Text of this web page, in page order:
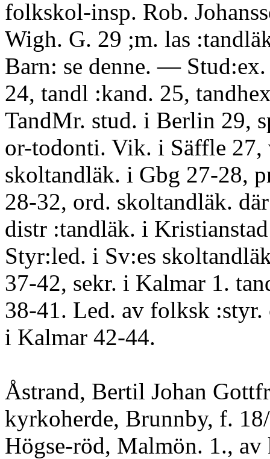
folkskol-insp. Rob.
Wigh. G. 29 ;m. las
Barn: se denne. —
24, tandl :kand. 25,
TandMr. stud. i Berlin 29,
or-todonti. Vik. i Säffle
skoltandläk. i Gbg 27-28,
28-32, ord. skoltandläk.
distr :tandläk. i
Styr:led. i Sv:es
37-42, sekr. i Kalmar 1.
38-41. Led. av folksk :styr.
i Kalmar 42-44.
Åstrand, Bertil Johan
kyrkoherde, Brunnby, f.
Högse-röd, Malmön. 1.,